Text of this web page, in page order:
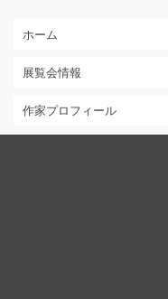
ホーム
展覧会情報
作家プロフィール